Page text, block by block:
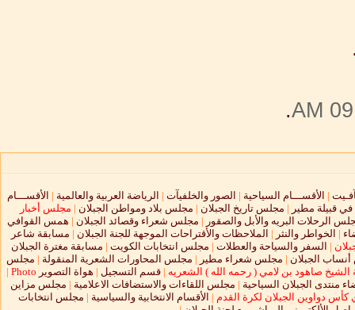
.
| الأقســـام السياحية | الصور والخلفيآت | الرياضة العربية والعالمية | الأقســـام
في قبيلة مطير | مجلس تاريخ الجبلان | مجلس بلاد ومواطن الجبلان | مجلس أخبار
الرحلات البريه والأبل والصقور | مجلس شعراء وقصائد الجبلان | همس القوافي
| الخواطر والنثر | الملاحظات والأقتراحات الموجهة للجنة الجبلان | مسابقة شاعر
| السفر والسياحة والعطلات | مجلس انتخابات الكويت | مسابقة مغترة الجبلان
الجبلان | مجلس شعراء مطير | مجلس المحاورات الشعرية المنقولة | مجلس
الشيخ صاهود بن لامي ( رحمه الله ) الشعريه | قسم التسجيل | هواة التصوير Photo
|
منتدى الجبلان السياحية | مجلس اللقاءات والاستضافات الاعلامية | مجلس مزاين
كأس دواوين الجبلان لكرة القدم | الأقسام الانتخابية والسياسية | مجلس انتخابات